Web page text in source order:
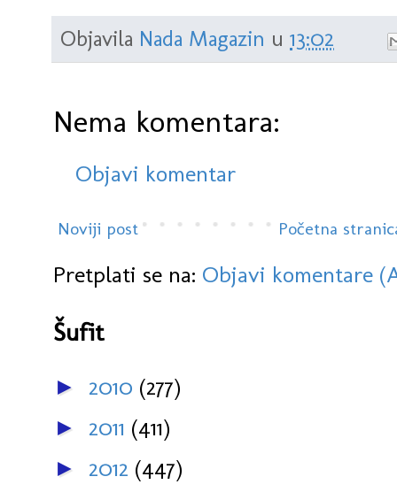
Objavila Nada Magazin u 13:02
Nema komentara:
Objavi komentar
Noviji post Početna
Pretplati se na: Objavi komentare
Šufit
► 2010 (277)
► 2011 (411)
► 2012 (447)